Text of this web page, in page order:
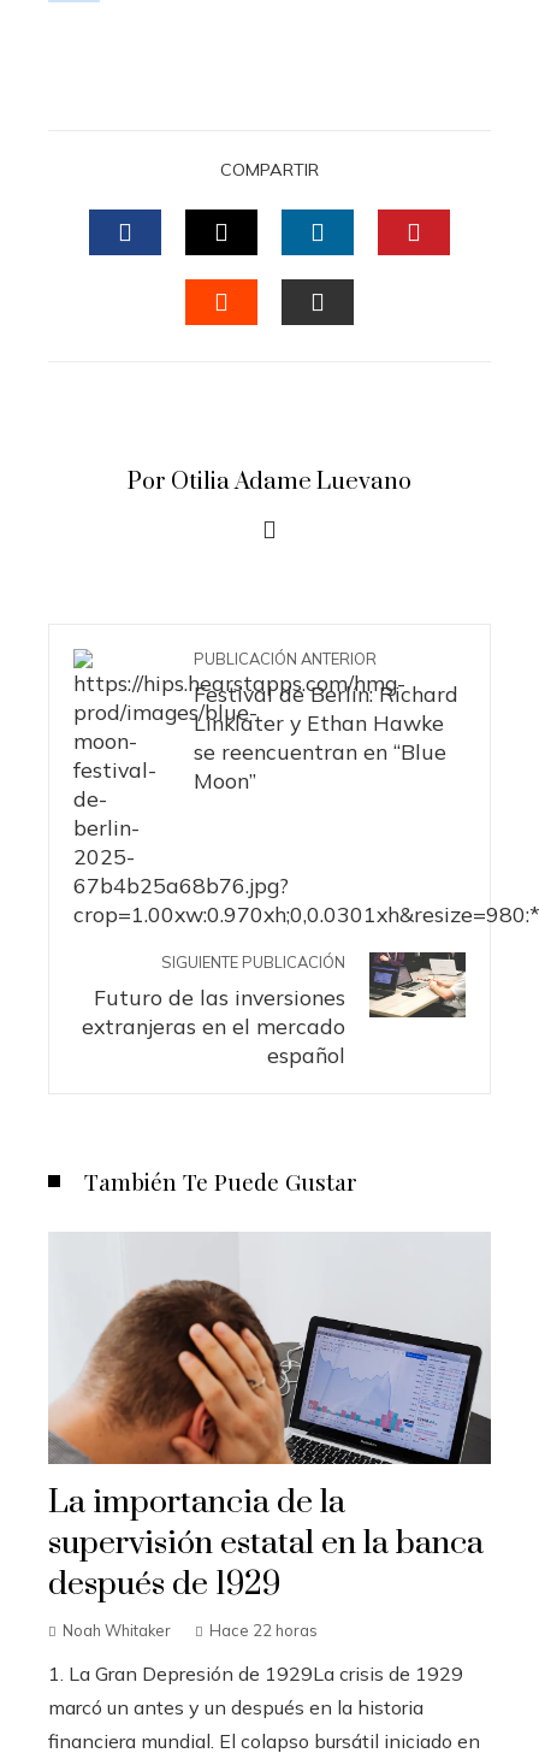
COMPARTIR
FACEBOOKTWITTERLINKEDIN
Por Otilia Adame Luevano
PUBLICACIÓN ANTERIOR
Festival de Berlín: Richard
Linklater y Ethan Hawke
se reencuentran en “Blue
Moon”
SIGUIENTE PUBLICACIÓN
Futuro de las inversiones
extranjeras en el mercado
español
También Te Puede Gustar
La importancia de la
supervisión estatal en la banca
después de 1929
Noah Whitaker Hace 22 horas
1. La Gran Depresión de 1929La crisis de 1929
marcó un antes y un después en la historia
financiera mundial. El colapso bursátil iniciado en